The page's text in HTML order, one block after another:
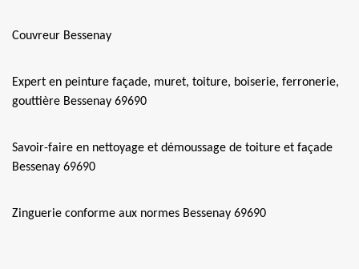
Couvreur Bessenay
Expert en peinture façade, muret, toiture, boiserie, ferronerie,
gouttière Bessenay 69690
Savoir-faire en nettoyage et démoussage de toiture et façade
Bessenay 69690
Zinguerie conforme aux normes Bessenay 69690